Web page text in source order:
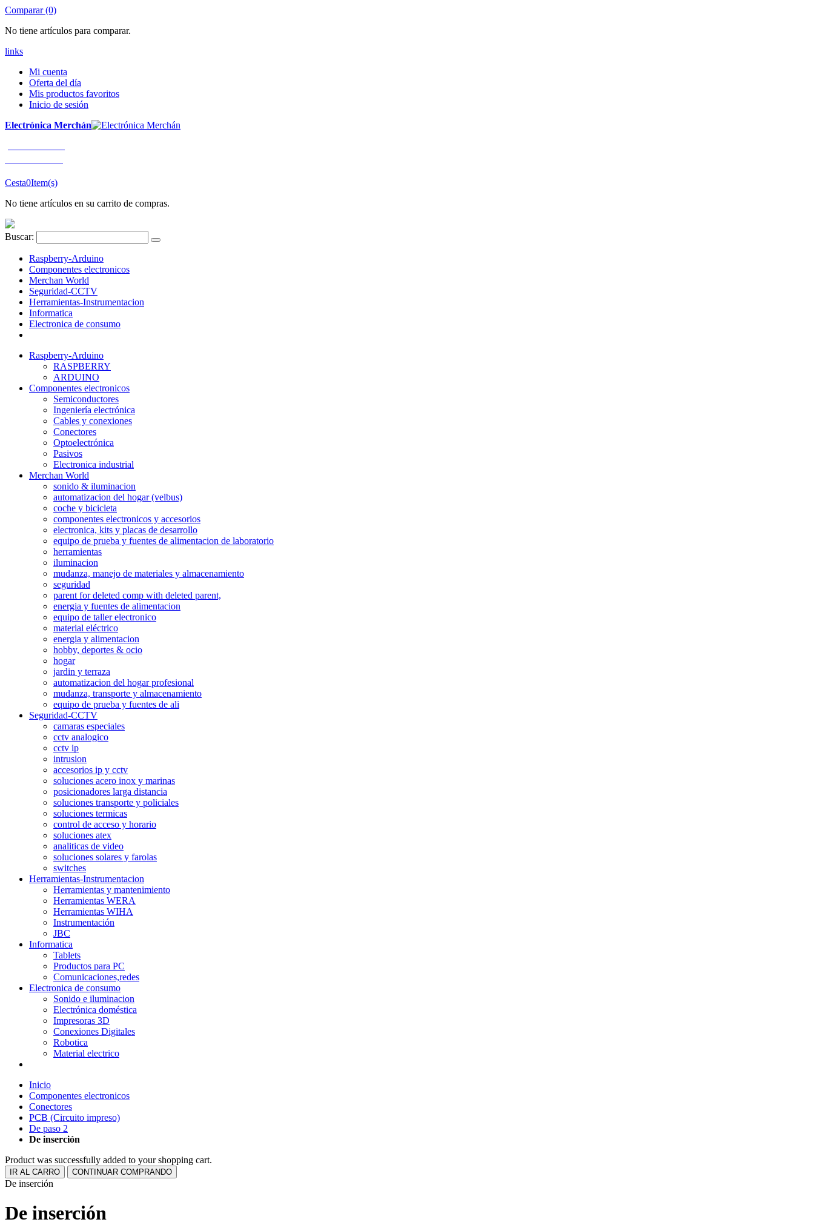
Comparar (0)
No tiene artículos para comparar.
links
Mi cuenta
Oferta del día
Mis productos favoritos
Inicio de sesión
Electrónica Merchán
Cesta0Item(s)
No tiene artículos en su carrito de compras.
Buscar:
Raspberry-Arduino
Componentes electronicos
Merchan World
Seguridad-CCTV
Herramientas-Instrumentacion
Informatica
Electronica de consumo
Raspberry-Arduino
RASPBERRY
ARDUINO
Componentes electronicos
Semiconductores
Ingeniería electrónica
Cables y conexiones
Conectores
Optoelectrónica
Pasivos
Electronica industrial
Merchan World
sonido & iluminacion
automatizacion del hogar (velbus)
coche y bicicleta
componentes electronicos y accesorios
electronica, kits y placas de desarrollo
equipo de prueba y fuentes de alimentacion de laboratorio
herramientas
iluminacion
mudanza, manejo de materiales y almacenamiento
seguridad
parent for deleted comp with deleted parent,
energia y fuentes de alimentacion
equipo de taller electronico
material eléctrico
energia y alimentacion
hobby, deportes & ocio
hogar
jardin y terraza
automatizacion del hogar profesional
mudanza, transporte y almacenamiento
equipo de prueba y fuentes de ali
Seguridad-CCTV
camaras especiales
cctv analogico
cctv ip
intrusion
accesorios ip y cctv
soluciones acero inox y marinas
posicionadores larga distancia
soluciones transporte y policiales
soluciones termicas
control de acceso y horario
soluciones atex
analiticas de video
soluciones solares y farolas
switches
Herramientas-Instrumentacion
Herramientas y mantenimiento
Herramientas WERA
Herramientas WIHA
Instrumentación
JBC
Informatica
Tablets
Productos para PC
Comunicaciones,redes
Electronica de consumo
Sonido e iluminacion
Electrónica doméstica
Impresoras 3D
Conexiones Digitales
Robotica
Material electrico
Inicio
Componentes electronicos
Conectores
PCB (Circuito impreso)
De paso 2
De inserción
Product was successfully added to your shopping cart.
IR AL CARRO CONTINUAR COMPRANDO
De inserción
De inserción